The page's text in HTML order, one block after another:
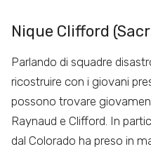
Nique Clifford
Parlando di squadre
ricostruire con i giovani
possono trovare
Raynaud e Clifford. In
dal Colorado ha preso in